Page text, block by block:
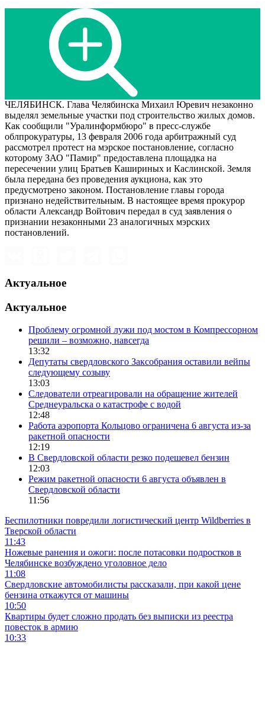
ЧЕЛЯБИНСК. Глава Челябинска Михаил Юревич незаконно
выделял земельные участки под строительство жилых домов.
Как сообщили "Уралинформбюро" в пресс-службе
облпрокуратуры, 13 февраля 2006 года арбитражный суд
рассмотрел протест на мэрское постановление, согласно
которому ЗАО "Памир" предоставлена площадка на
пересечении улиц Братьев Кашириных и Каслинской. Земля
была передана без проведения аукциона, как это
предусмотрено законом. Постановление главы города
признано недействительным. В настоящее время прокурор
области Александр Войтович передал в суд заявления о
признании незаконными 23 аналогичных мэрских
постановлений.
Актуальное
Актуальное
Проблему огромной лужи под мостом в Компрессорном
решили – возможно, навсегда
13:32
Депутаты свердловского Заксобрания оставили вейпы
следующему созыву
13:03
Следователи отреагировали на обращение жителей
Среднеуральска о катастрофе с водой
12:48
Работа аэропорта Кольцово ограничена 6 августа из-за
ракетной опасности
12:19
В Свердловской области резко подешевел бензин
12:03
Режим ракетной опасности 6 августа объявлен в
Свердловской области
11:56
Беспилотники повредили логистический центр Wildberries в
Тверской области
11:43
Ножевые ранения и ожоги: после потасовки подростков в
Челябинске возбуждено уголовное дело
11:08
Свердловские автомобилисты рассказали, при какой цене
бензина откажутся от машины
10:50
Квартиры будет сложно продать без выписки из реестра
повесток в армию
10:33